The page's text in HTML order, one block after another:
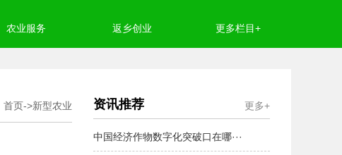
农业服务 返乡创业 更多栏目+
首页->新型农业 资讯推荐 更多+
中国经济作物数字化突破口在哪···